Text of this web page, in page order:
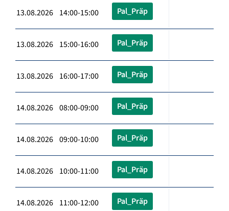
13.08.2026 14:00-15:00 Pal_Präp
13.08.2026 15:00-16:00 Pal_Präp
13.08.2026 16:00-17:00 Pal_Präp
14.08.2026 08:00-09:00 Pal_Präp
14.08.2026 09:00-10:00 Pal_Präp
14.08.2026 10:00-11:00 Pal_Präp
14.08.2026 11:00-12:00 Pal_Präp